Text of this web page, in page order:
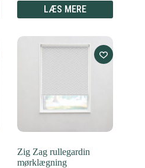
LÆS MERE
Zig Zag rullegardin
mørklægning